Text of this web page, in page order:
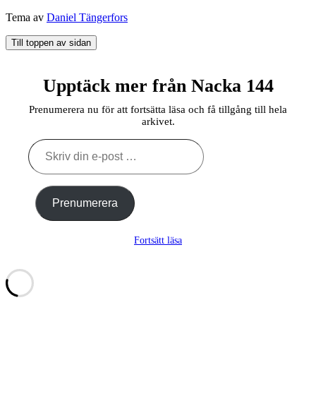
Tema av Daniel Tängerfors
Till toppen av sidan
Upptäck mer från Nacka 144
Prenumerera nu för att fortsätta läsa och få tillgång till hela
arkivet.
Skriv
din
e-
…
Prenumerera
Fortsätt läsa